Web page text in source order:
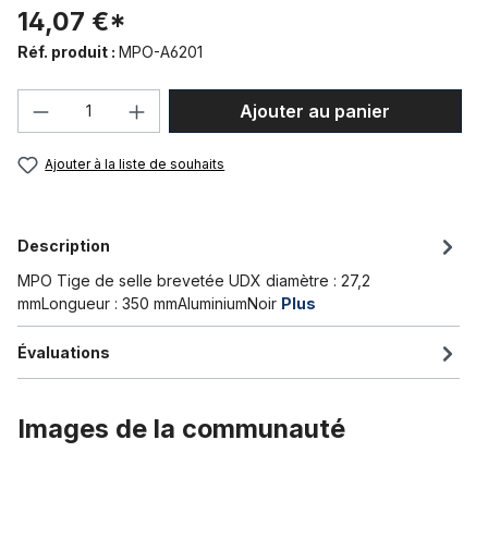
14,07 €*
Réf. produit : MPO-A6201
Quantité de produit : Entrez la
Ajouter au panier
Ajouter à la liste de souhaits
Description
MPO Tige de selle brevetée UDX diamètre : 27,2
mmLongueur : 350 mmAluminiumNoir Plus
Évaluations
Images de la communauté